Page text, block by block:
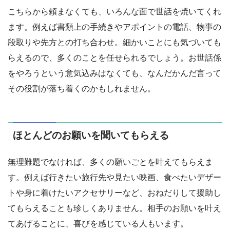
こちらから頼まなくても、いろんな面で世話を焼いてくれ
ます。例えば書類上の手続きやアポイントの電話、物事の
段取りや先方との打ち合わせ。細かいことにも気づいても
らえるので、多くのことを任せられるでしょう。お世話係
をやろうという意気込みはなくても、なんだかんだ言って
その役割が落ち着くのかもしれません。
ほとんどのお願いを聞いてもらえる
無理難題でなければ、多くの願いごとを叶えてもらえま
す。例えば行きたい旅行先や見たい映画、食べたいデザー
トや身に着けたいアクセサリーなど、おねだりして援助し
てもらえることも珍しくありません。相手のお願いを叶え
てあげることに、喜びを感じている人もいます。